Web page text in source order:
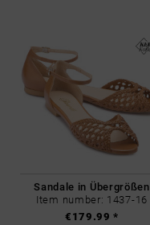
Sandale in Übergrößen
Item number: 1437-16
€179.99 *